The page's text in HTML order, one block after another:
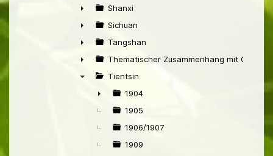
►
►
Shanxi
►
Sichuan
►
Tangshan
►
Thematischer Zusammenhang mit China
Tientsin
►
1904
1905
1906/1907
1909